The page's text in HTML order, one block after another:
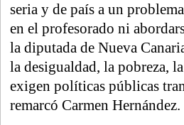
seria y de país a un
en el profesorado ni
la diputada de Nueva
la desigualdad, la pobreza,
exigen políticas públicas
remarcó Carmen Hernández.